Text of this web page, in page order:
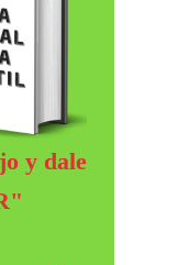
y dale